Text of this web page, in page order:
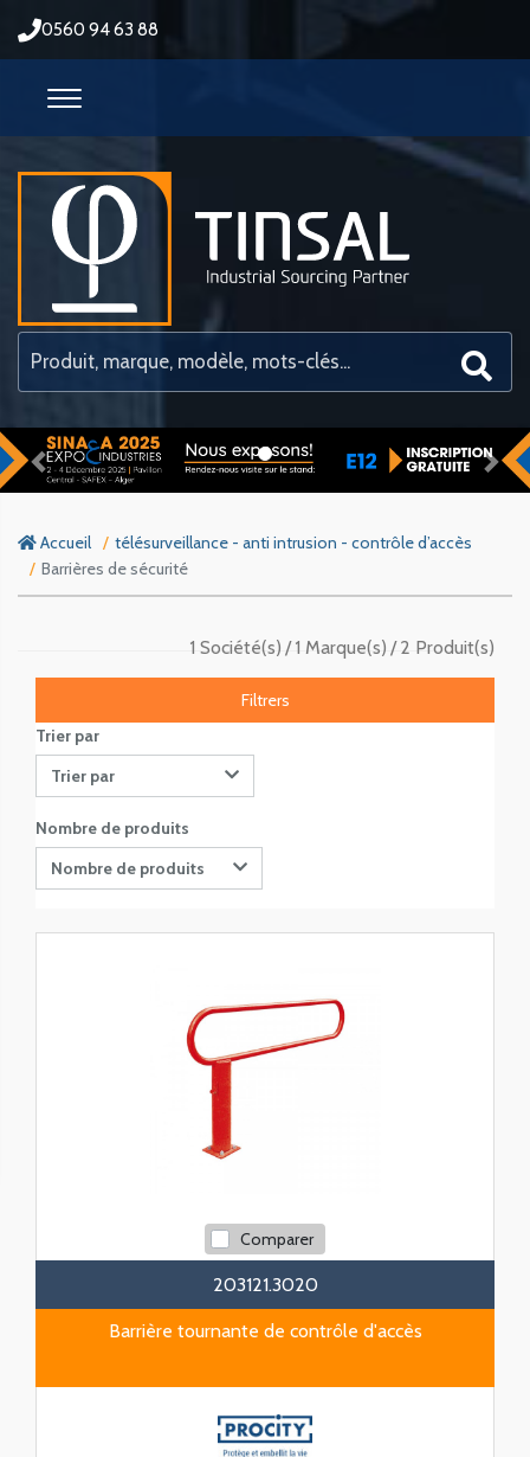
0560 94 63 88
Previous
Accueil
télésurveillance - anti intrusion - contrôle d’accès
Barrières de sécurité
2 Produit(s)
1 Marque(s)
1 Société(s)
Filtrers
Trier par
Trier par
Nombre de produits
Nombre de produits
Comparer
203121.3020
Barrière tournante de contrôle d'accès